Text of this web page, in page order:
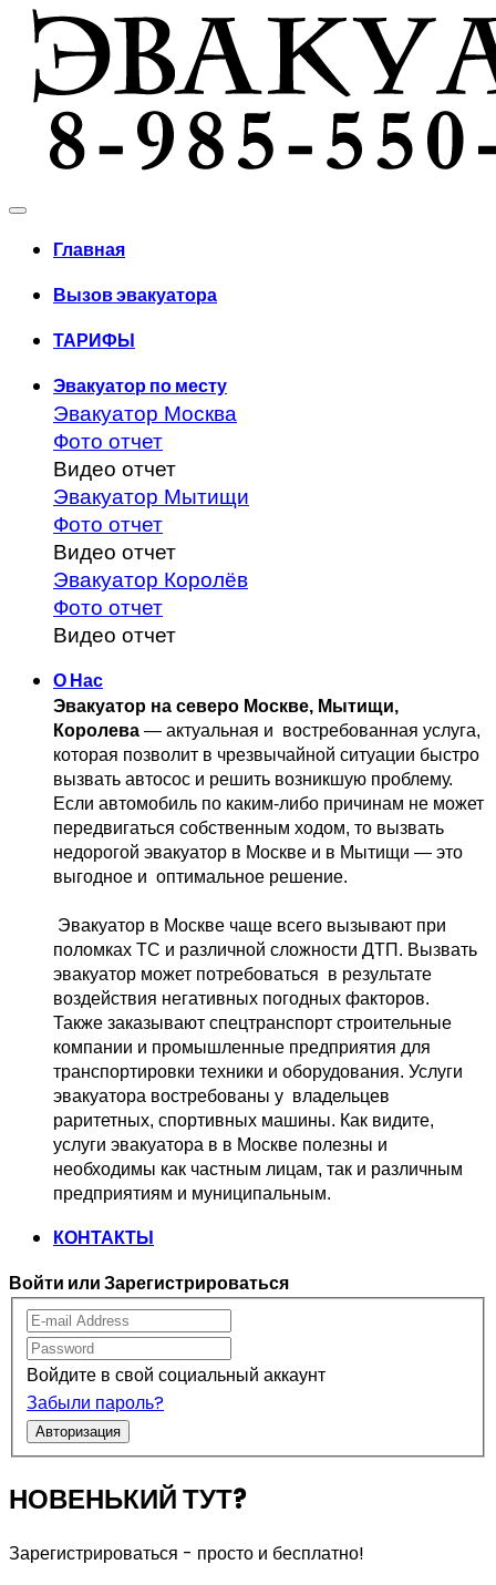
Главная
Вызов эвакуатора
ТАРИФЫ
Эвакуатор по месту
Эвакуатор Москва
Фото отчет
Видео отчет
Эвакуатор Мытищи
Фото отчет
Видео отчет
Эвакуатор Королёв
Фото отчет
Видео отчет
О Нас
Эвакуатор на северо Москве, Мытищи,
Королева — актуальная и востребованная услуга,
Если автомобиль по каким-либо причинам не может
передвигаться собственным ходом, то вызвать
недорогой эвакуатор в Москве и в Мытищи — это
выгодное и оптимальное решение.
поломках ТС и различной сложности ДТП. Вызвать
эвакуатор может потребоваться  в результате
воздействия негативных погодных факторов.
Также заказывают спецтранспорт строительные
компании и промышленные предприятия для
транспортировки техники и оборудования. Услуги
эвакуатора востребованы у  владельцев
раритетных, спортивных машины. Как видите,
услуги эвакуатора в в Москве полезны и
необходимы как частным лицам, так и различным
предприятиям и муниципальным.
КОНТАКТЫ
Войти или Зарегистрироваться
Войдите в свой социальный аккаунт
Забыли пароль?
Авторизация
НОВЕНЬКИЙ ТУТ?
Зарегистрироваться - просто и бесплатно!